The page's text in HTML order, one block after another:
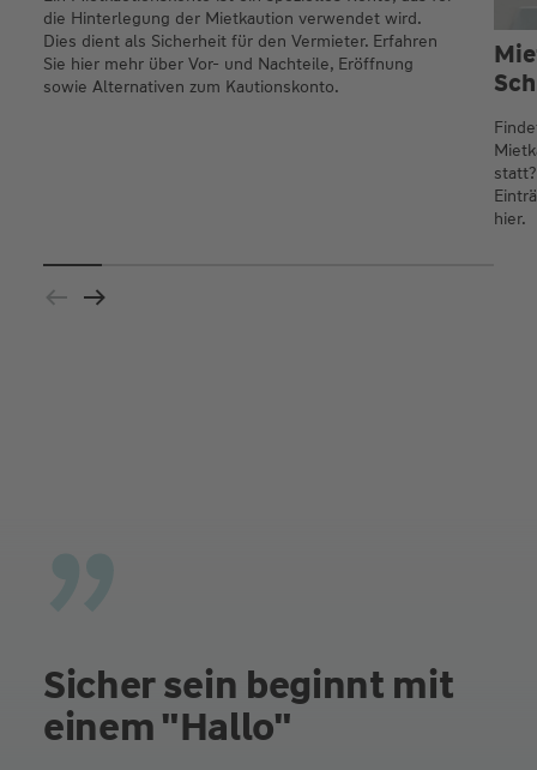
die Hinterlegung der Mietkaution verwendet wird.
Dies dient als Sicherheit für den Vermieter. Erfahren
Sie hier mehr über Vor- und Nachteile, Eröffnung
sowie Alternativen zum Kautionskonto.
hier.
Sicher sein beginnt mit
einem "Hallo"